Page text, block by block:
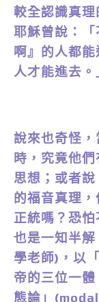
較全認識真
耶穌曾說：
啊』的人都
人才能進去
說來也奇怪
時，究竟他
思想；或者說
的福音真理
正統嗎？恐
也是一知半解
學老師)，以
帝的三位一
態論」